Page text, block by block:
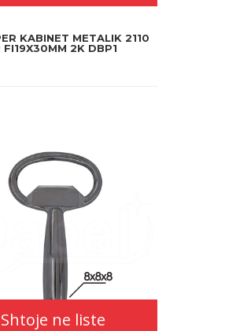
KABINET METALIK 2110
FI19X30MM 2K DBP1
Shtoje ne liste